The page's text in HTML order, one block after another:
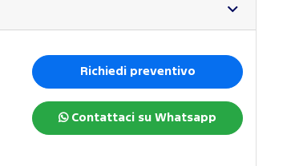
Richiedi preventivo
Contattaci su Whatsapp